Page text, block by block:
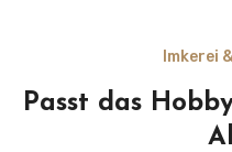
Imkerei
Passt das